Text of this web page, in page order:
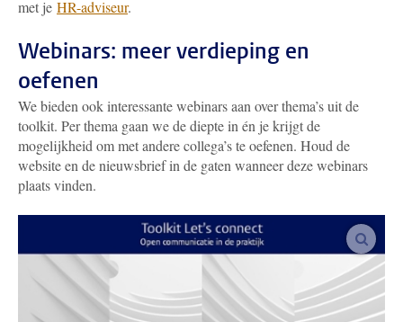
met je HR-adviseur.
Webinars: meer verdieping en
oefenen
We bieden ook interessante webinars aan over thema’s uit de
toolkit. Per thema gaan we de diepte in én je krijgt de
mogelijkheid om met andere collega’s te oefenen. Houd de
website en de nieuwsbrief in de gaten wanneer deze webinars
plaats vinden.